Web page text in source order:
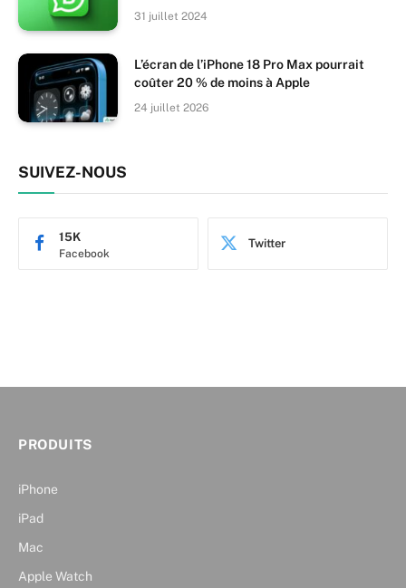
31 juillet 2024
L’écran de l’iPhone 18 Pro Max pourrait
coûter 20 % de moins à Apple
24 juillet 2026
SUIVEZ-NOUS
Facebook
15K Twitter
PRODUITS
iPhone
iPad
Mac
Apple Watch